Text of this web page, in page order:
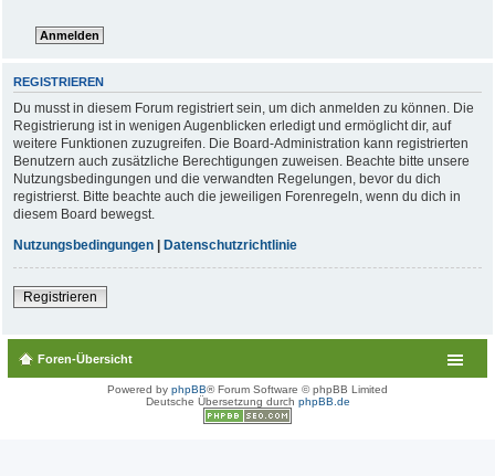
REGISTRIEREN
Du musst in diesem Forum registriert sein, um dich anmelden zu können. Die
Registrierung ist in wenigen Augenblicken erledigt und ermöglicht dir, auf
weitere Funktionen zuzugreifen. Die Board-Administration kann registrierten
Benutzern auch zusätzliche Berechtigungen zuweisen. Beachte bitte unsere
Nutzungsbedingungen und die verwandten Regelungen, bevor du dich
registrierst. Bitte beachte auch die jeweiligen Forenregeln, wenn du dich in
diesem Board bewegst.
Nutzungsbedingungen | Datenschutzrichtlinie
Registrieren
Foren-Übersicht
Powered by phpBB® Forum Software © phpBB Limited
Deutsche Übersetzung durch phpBB.de